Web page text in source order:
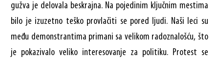
gužva je delovala beskrajna. Na pojedinim ključnim mestima
bilo je izuzetno teško provlačiti se pored ljudi. Naši leci su
među demonstrantima primani sa velikom radoznalošću, što
je pokazivalo veliko interesovanje za politiku. Protest se